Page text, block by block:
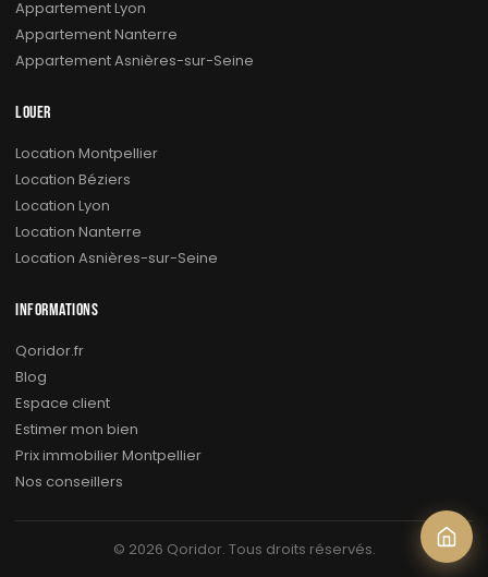
Appartement Lyon
Appartement Nanterre
Appartement Asnières-sur-Seine
LOUER
Location Montpellier
Location Béziers
Location Lyon
Location Nanterre
Location Asnières-sur-Seine
INFORMATIONS
Qoridor.fr
Blog
Espace client
Estimer mon bien
Prix immobilier Montpellier
Nos conseillers
© 2026 Qoridor. Tous droits réservés.